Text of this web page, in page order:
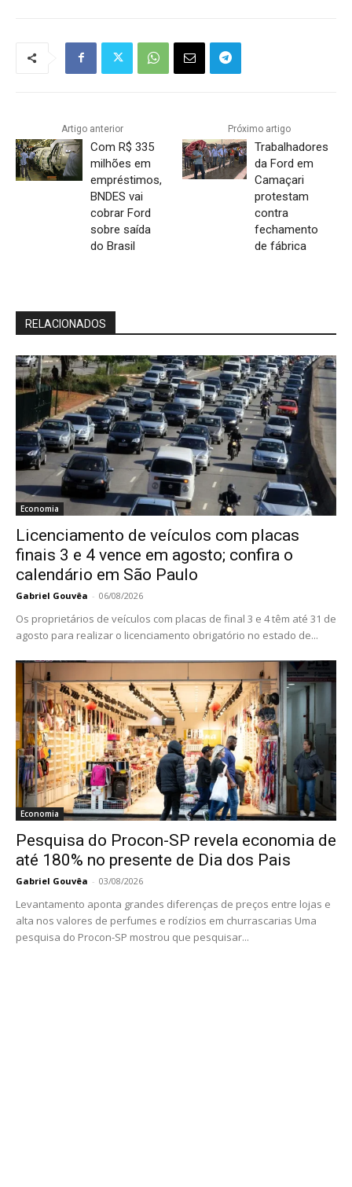
Artigo anterior
Com R$ 335
milhões em
empréstimos,
BNDES vai
cobrar Ford
sobre saída
do Brasil
Próximo artigo
Trabalhadores
da Ford em
Camaçari
protestam
contra
fechamento
de fábrica
RELACIONADOS
Economia
Licenciamento de veículos com placas
finais 3 e 4 vence em agosto; confira o
calendário em São Paulo
Gabriel Gouvêa - 06/08/2026
Os proprietários de veículos com placas de final 3 e 4 têm até 31 de
agosto para realizar o licenciamento obrigatório no estado de...
Economia
Pesquisa do Procon-SP revela economia de
até 180% no presente de Dia dos Pais
Gabriel Gouvêa - 03/08/2026
Levantamento aponta grandes diferenças de preços entre lojas e
alta nos valores de perfumes e rodízios em churrascarias Uma
pesquisa do Procon-SP mostrou que pesquisar...